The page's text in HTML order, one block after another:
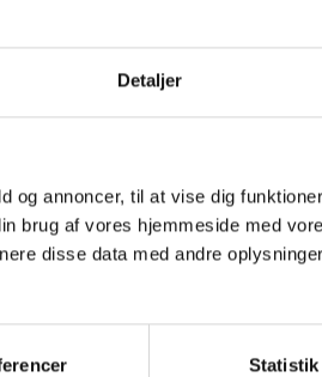
Detaljer
og annoncer, til at vise dig
brug af vores hjemmeside med
disse data med andre
Statistik
også for bygherren.
på
fornødne garanti.
vindende
erklærer, at sikkerheden
og bygherren kan/